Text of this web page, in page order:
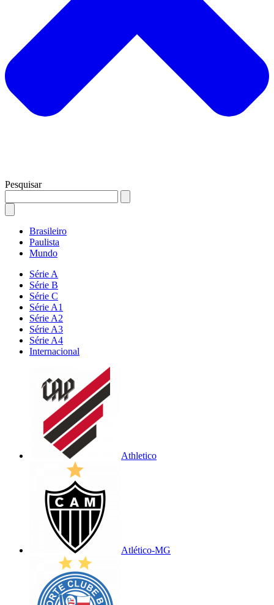
Pesquisar
Brasileiro
Paulista
Mundo
Série A
Série B
Série C
Série A1
Série A2
Série A3
Série A4
Internacional
Athletico
Atlético-MG